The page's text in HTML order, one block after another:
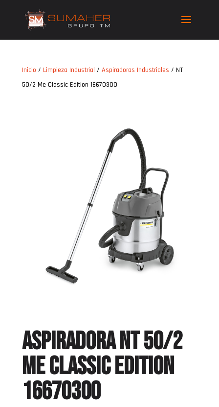
Inicio / Limpieza Industrial / Aspiradoras Industriales / NT
50/2 Me Classic Edition 16670300
ASPIRADORA NT 50/2
Me Classic Edition
16670300